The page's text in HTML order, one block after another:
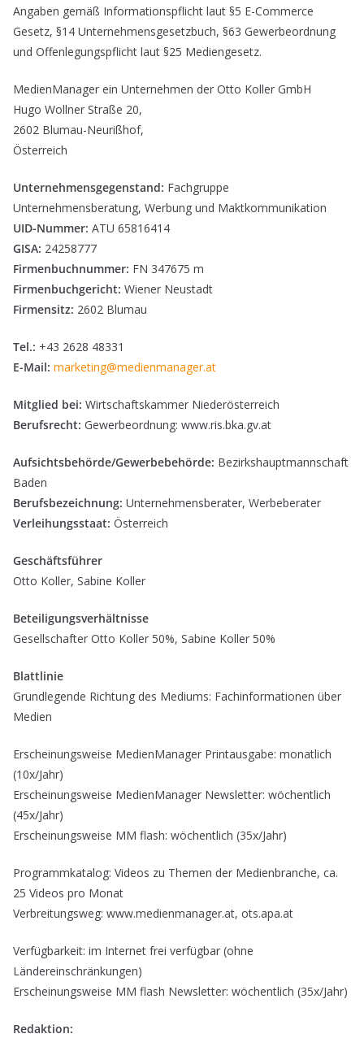
Angaben gemäß Informationspflicht laut §5 E-Commerce
Gesetz, §14 Unternehmensgesetzbuch, §63 Gewerbeordnung
und Offenlegungspflicht laut §25 Mediengesetz.
MedienManager ein Unternehmen der Otto Koller GmbH
Hugo Wollner Straße 20,
2602 Blumau-Neurißhof,
Österreich
Unternehmensgegenstand: Fachgruppe
Unternehmensberatung, Werbung und Maktkommunikation
UID-Nummer: ATU 65816414
GISA: 24258777
Firmenbuchnummer: FN 347675 m
Firmenbuchgericht: Wiener Neustadt
Firmensitz: 2602 Blumau
Tel.: +43 2628 48331
E-Mail: marketing@medienmanager.at
Mitglied bei: Wirtschaftskammer Niederösterreich
Berufsrecht: Gewerbeordnung: www.ris.bka.gv.at
Aufsichtsbehörde/Gewerbebehörde: Bezirkshauptmannschaft
Baden
Berufsbezeichnung: Unternehmensberater, Werbeberater
Verleihungsstaat: Österreich
Geschäftsführer
Otto Koller, Sabine Koller
Beteiligungsverhältnisse
Gesellschafter Otto Koller 50%, Sabine Koller 50%
Blattlinie
Grundlegende Richtung des Mediums: Fachinformationen über
Medien
Erscheinungsweise MedienManager Printausgabe: monatlich
(10x/Jahr)
Erscheinungsweise MedienManager Newsletter: wöchentlich
(45x/Jahr)
Erscheinungsweise MM flash: wöchentlich (35x/Jahr)
Programmkatalog: Videos zu Themen der Medienbranche, ca.
25 Videos pro Monat
Verbreitungsweg: www.medienmanager.at, ots.apa.at
Verfügbarkeit: im Internet frei verfügbar (ohne
Ländereinschränkungen)
Erscheinungsweise MM flash Newsletter: wöchentlich (35x/Jahr)
Redaktion: